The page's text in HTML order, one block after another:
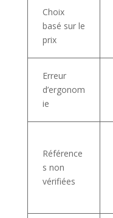
Choix
basé sur le
prix
Erreur
d’ergonom
ie
Référence
s non
vérifiées